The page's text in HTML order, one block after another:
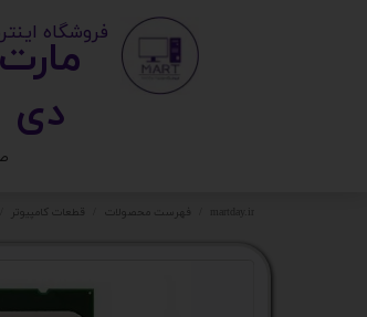
مارت
دی​​​​​​
​فروشگاه
martday.ir فهرست محصولات قطعات کامپیوتر